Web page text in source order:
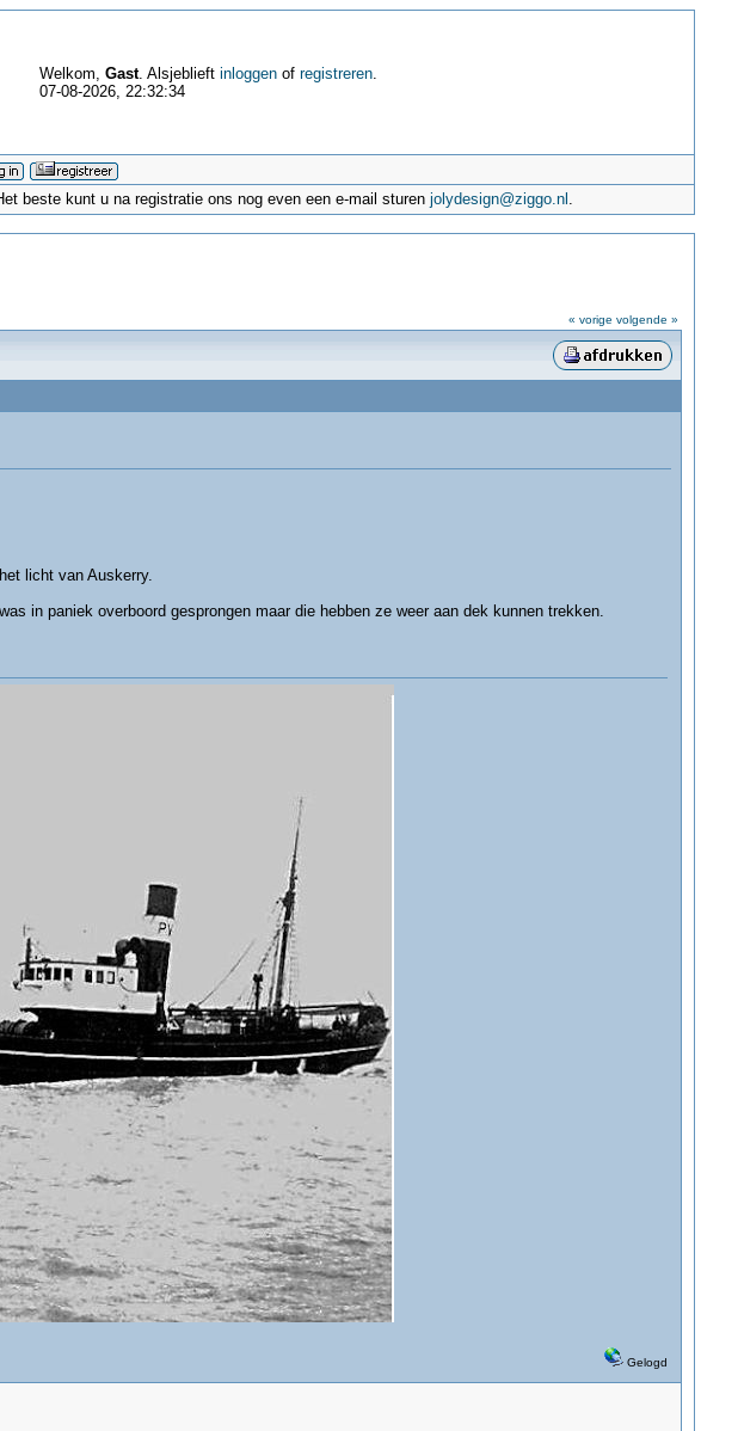
Welkom, Gast. Alsjeblieft inloggenof registreren.
07-08-2026, 22:32:34
beste kunt u na registratie ons nog even een e-mail sturenjolydesign@ziggo.nl .
« vorige volgende »
licht van Auskerry.
in paniek overboord gesprongen maar die hebben ze weer aan dek kunnen trekken.
Gelogd